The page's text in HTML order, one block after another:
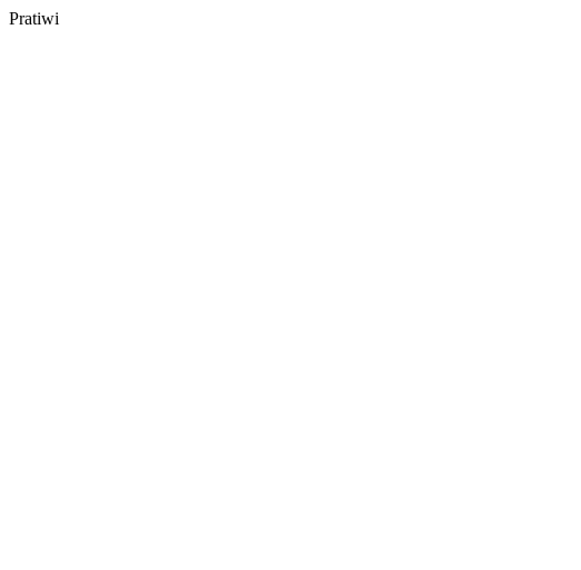
Pratiwi